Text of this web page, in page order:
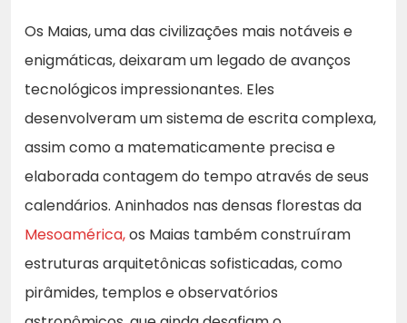
Os Maias, uma das civilizações mais notáveis e
enigmáticas, deixaram um legado de avanços
tecnológicos impressionantes. Eles
desenvolveram um sistema de escrita complexa,
assim como a matematicamente precisa e
elaborada contagem do tempo através de seus
calendários. Aninhados nas densas florestas da
Mesoamérica,os Maias também construíram
estruturas arquitetônicas sofisticadas, como
pirâmides, templos e observatórios